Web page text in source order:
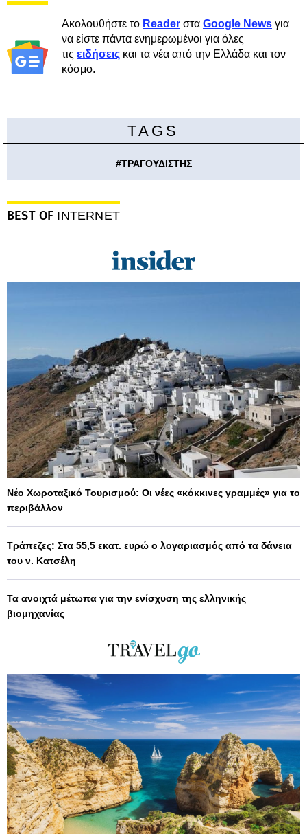
Ακολουθήστε το Reader στα Google News για
να είστε πάντα ενημερωμένοι για όλες
τις ειδήσεις και τα νέα από την Ελλάδα και τον
κόσμο.
TAGS
#ΤΡΑΓΟΥΔΙΣΤΗΣ
BEST OF INTERNET
Νέο Χωροταξικό Τουρισμού: Οι νέες «κόκκινες γραμμές» για το
περιβάλλον
Τράπεζες: Στα 55,5 εκατ. ευρώ ο λογαριασμός από τα δάνεια
του ν. Κατσέλη
Τα ανοιχτά μέτωπα για την ενίσχυση της ελληνικής
βιομηχανίας